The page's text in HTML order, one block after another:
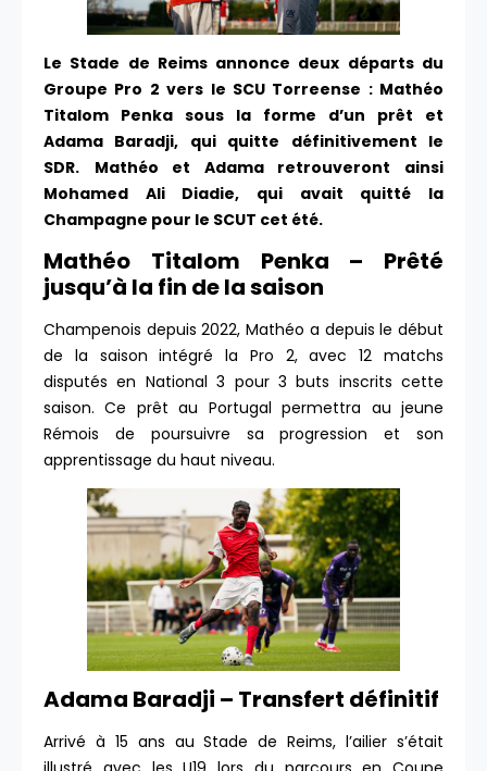
Le Stade de Reims annonce deux départs du
Groupe Pro 2 vers le SCU Torreense : Mathéo
Titalom Penka sous la forme d’un prêt et
Adama Baradji, qui quitte définitivement le
SDR.
Mathéo et Adama retrouveront ainsi
Mohamed Ali Diadie, qui avait quitté la
Champagne pour le SCUT cet été.
Mathéo Titalom Penka – Prêté
jusqu’à la fin de la saison
Champenois depuis 2022, Mathéo a depuis le début
de la saison intégré la Pro 2, avec 12 matchs
disputés en National 3 pour 3 buts inscrits cette
saison. Ce prêt au Portugal permettra au jeune
Rémois de poursuivre sa progression et son
apprentissage du haut niveau.
Adama Baradji – Transfert définitif
Arrivé à 15 ans au Stade de Reims, l’ailier s’était